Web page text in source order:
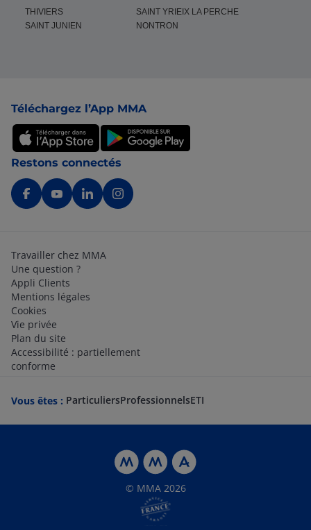
THIVIERS
SAINT YRIEIX LA PERCHE
SAINT JUNIEN
NONTRON
Téléchargez l’App MMA
Restons connectés
Travailler chez MMA
Une question ?
Appli Clients
Mentions légales
Cookies
Vie privée
Plan du site
Accessibilité : partiellement
conforme
Vous êtes : ParticuliersProfessionnelsETI
© MMA 2026